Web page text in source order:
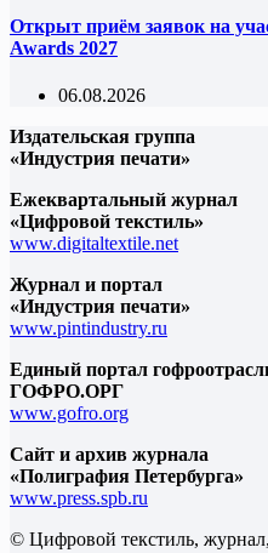
Открыт приём заявок на
Awards 2027
06.08.2026
Издательская группа
«Индустрия печати»
Ежеквартальный журнал
«Цифровой текстиль»
www.digitaltextile.net
Журнал и портал
«Индустрия печати»
www.pintindustry.ru
Единый портал
ГОФРО.ОРГ
www.gofro.org
Сайт и архив журнала
«Полиграфия Петербурга»
www.press.spb.ru
© Цифровой текстиль,